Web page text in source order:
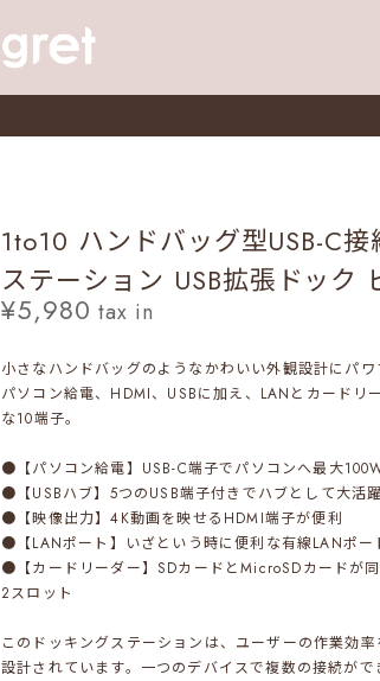
1to10 ハンドバッグ型USB-C
ステーション USB拡張ドック
¥5,980 tax in
小さなハンドバッグのようなかわいい外観設計にパワ
パソコン給電、HDMI、USBに加え、LANとカードリ
な10端子。
●【パソコン給電】USB-C端子でパソコンへ最大
●【USBハブ】5つのUSB端子付きでハブとして大活
●【映像出力】4K動画を映せるHDMI端子が便利
●【LANポート】いざという時に便利な有線LANポー
●【カードリーダー】SDカードとMicroSDカードが
2スロット
このドッキングステーションは、ユーザーの作業効
設計されています。一つのデバイスで複数の接続がで